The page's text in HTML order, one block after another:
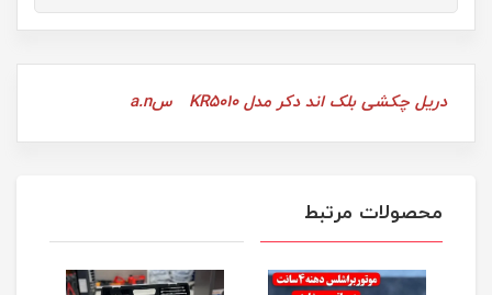
دریل چکشی بلک اند دکر مدل KR5010 سa.n
محصولات مرتبط